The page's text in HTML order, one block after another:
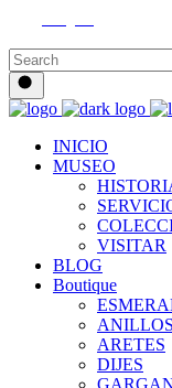
INICIO
MUSEO
VISITAR
BLOG
Boutique
ANILLOS
ARETES
DIJES